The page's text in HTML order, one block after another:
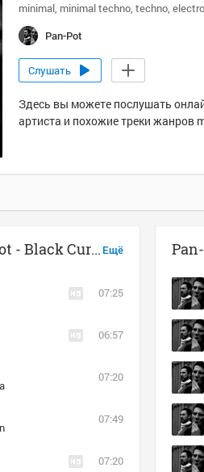
minimal minimal techno techno
Pan-Pot
Слушать
Здесь вы можете послушать
артиста и похожие треки жанров
Ещё
Музыка похожая на Pan-Pot - Black Currant
07:25
06:57
07:20
07:49
07:20